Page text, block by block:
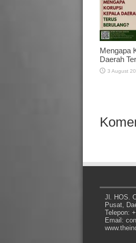
Mengapa
Daerah
3 August
Jl. HOS.
Pusat,
Telepon:
Email: